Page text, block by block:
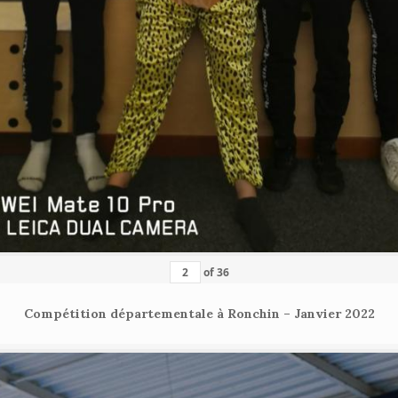
of36
Compétition départementale à Ronchin – Janvier 2022